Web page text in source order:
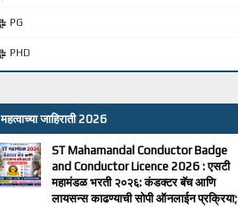
PG
PHD
महत्वाच्या जाहिराती 2026
ST Mahamandal Conductor Badge
and Conductor Licence 2026 : एसटी
महामंडळ भरती २०२६: कंडक्टर बॅच आणि
लायसन्स काढण्याची सोपी ऑनलाईन प्रक्रिया;